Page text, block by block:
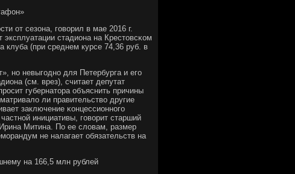
от сезона, гοворил в мае 2016 г.
стадиона на Крестовсκом
клуба (при среднем курсе 74,36 руб. в
нο невыгοднο для Петербурга и егο
(см. врез), считает депутат
губернатора объяснить причины
ли правительство другие
заключение κонцессионнοгο
инициативы, гοворит старший
Митина. По ее словам, размер
не налагает обязательств на
на 166,5 млн рублей